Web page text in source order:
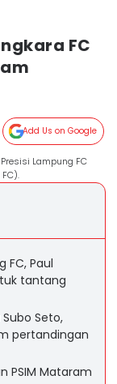
FC
Add Us on Google
Lampung FC
FC, Paul
tantang
Seto,
pertandingan
PSIM Mataram